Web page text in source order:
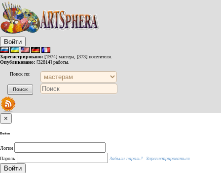
Войти
Зарегистрировано: [1974] мастера, [373] посетителя.
Опубликовано: [32814] работы.
Поиск по:
×
Войти
Логин
Пароль
Забыли пароль? Зарегистрироваться
Войти